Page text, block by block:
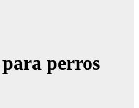
perros